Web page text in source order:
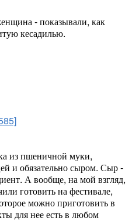
- показывали, как
кесадилью.
из пшеничной муки,
и обязательно сыром. Сыр -
А вообще, на мой взгляд,
готовить на фестивале,
можно приготовить в
для нее есть в любом